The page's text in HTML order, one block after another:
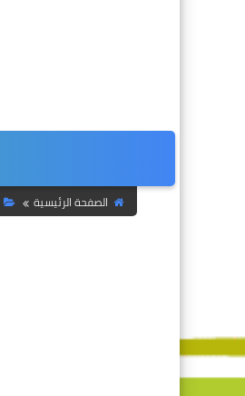
الصفحة الرئيسية